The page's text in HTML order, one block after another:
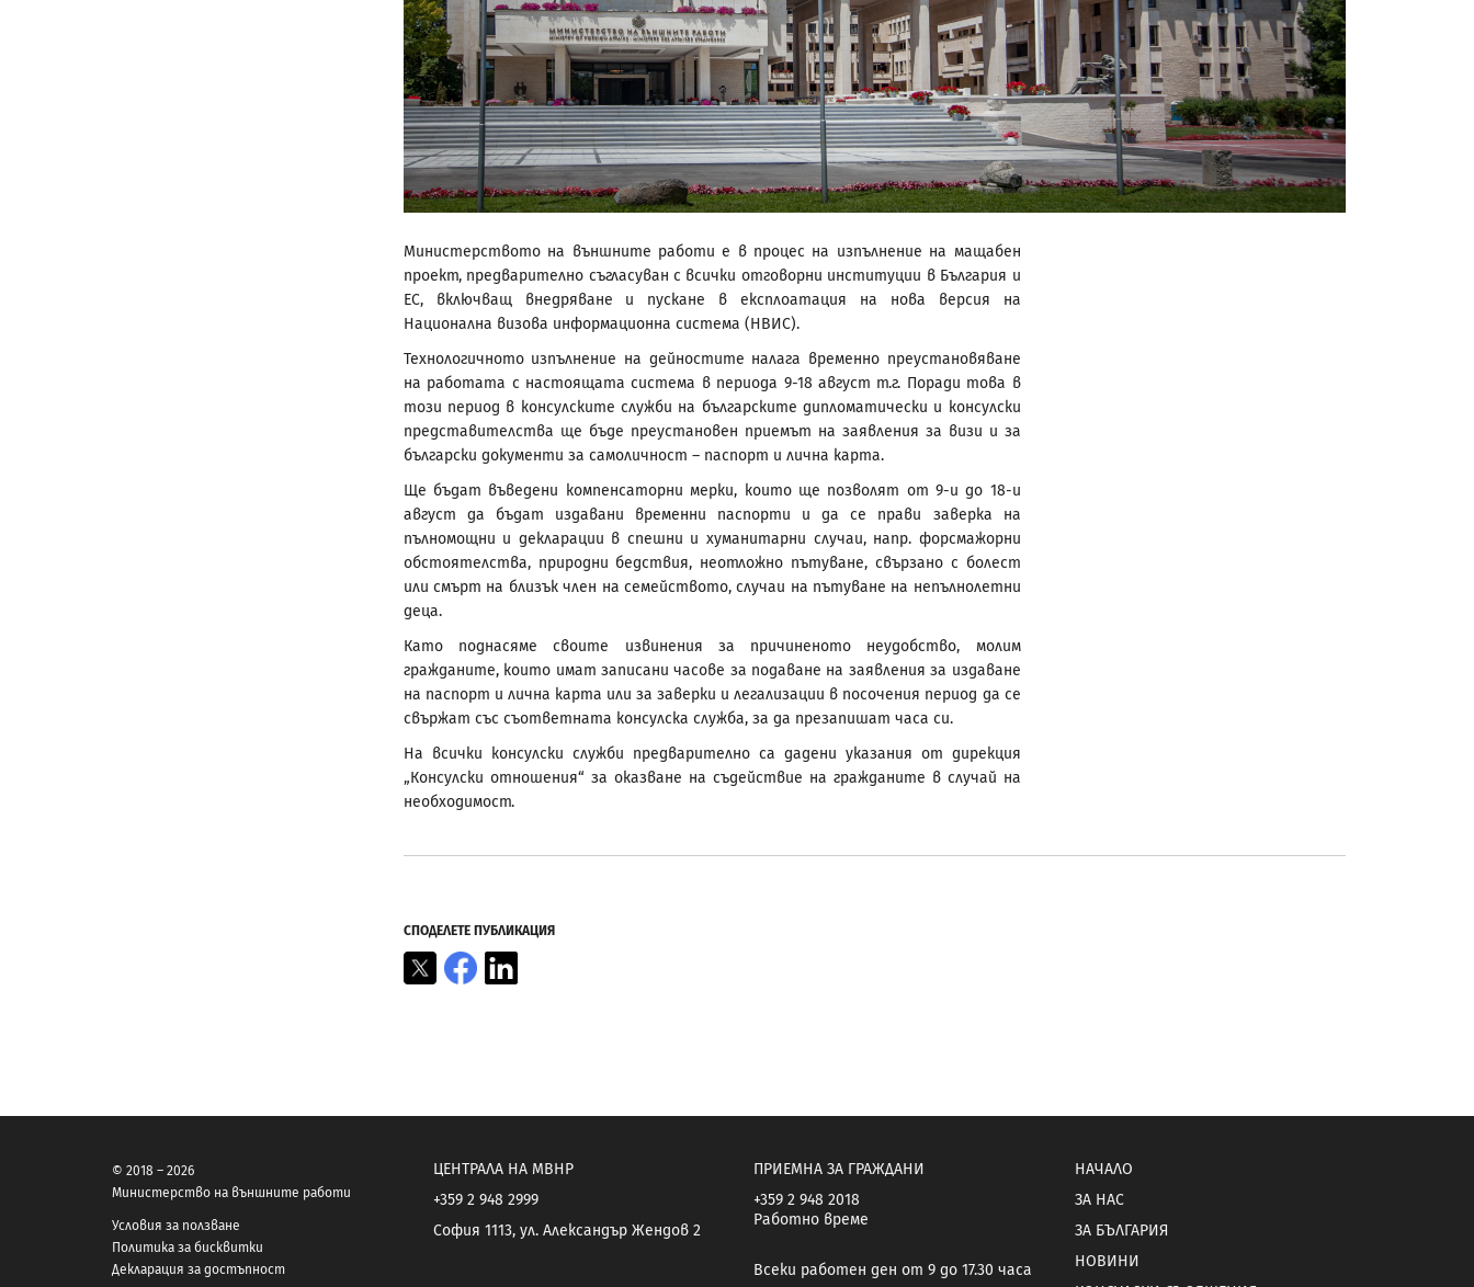
Министерството на външните работи е в процес на изпълнение на мащабен
проект, предварително съгласуван с всички отговорни институции в България и
ЕС, включващ внедряване и пускане в експлоатация на нова версия на
Национална визова информационна система (НВИС).
Технологичното изпълнение на дейностите налага временно преустановяване
на работата с настоящата система в периода 9-18 август т.г. Поради това в
този период в консулските служби на българските дипломатически и консулски
представителства ще бъде преустановен приемът на заявления за визи и за
български документи за самоличност – паспорт и лична карта.
Ще бъдат въведени компенсаторни мерки, които ще позволят от 9-и до 18-и
август да бъдат издавани временни паспорти и да се прави заверка на
пълномощни и декларации в спешни и хуманитарни случаи, напр. форсмажорни
обстоятелства, природни бедствия, неотложно пътуване, свързано с болест
или смърт на близък член на семейството, случаи на пътуване на непълнолетни
деца.
Като поднасяме своите извинения за причиненото неудобство, молим
гражданите, които имат записани часове за подаване на заявления за издаване
на паспорт и лична карта или за заверки и легализации в посочения период да се
свържат със съответната консулска служба, за да презапишат часа си.
На всички консулски служби предварително са дадени указания от дирекция
„Консулски отношения“ за оказване на съдействие на гражданите в случай на
необходимост.
СПОДЕЛЕТЕ ПУБЛИКАЦИЯ
X Facebook
© 2018 – 2026
Министерство на външните работи
Условия за ползване
Политика за бисквитки
Декларация за достъпност
ЦЕНТРАЛА НА МВНР
+359 2 948 2999
София 1113, ул. Александър Жендов 2
ПРИЕМНА ЗА ГРАЖДАНИ
+359 2 948 2018
Работно време
Всеки работен ден от 9 до 17.30 часа
НАЧАЛО
ЗА НАС
ЗА БЪЛГАРИЯ
НОВИНИ